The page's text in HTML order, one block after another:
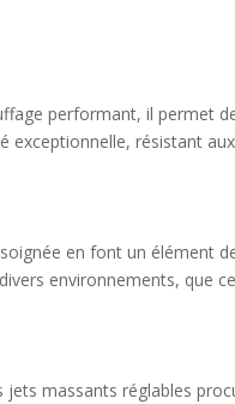
performant, il permet
exceptionnelle, résistant
en font un élément
environnements, que
massants réglables